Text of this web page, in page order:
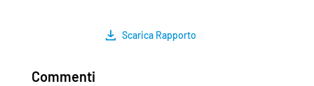
Scarica Rapporto
Commenti